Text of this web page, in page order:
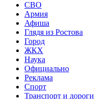
СВО
Армия
Афиша
Глядя из Ростова
Город
ЖКХ
Наука
Официально
Реклама
Спорт
Транспорт и дороги